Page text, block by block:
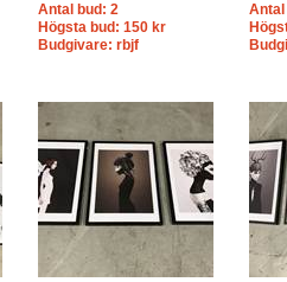
Antal bud: 2
Högsta bud: 150 kr
Budgivare: rbjf
Antal